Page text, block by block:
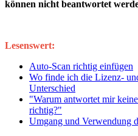
können nicht beantwortet
Lesenswert:
Auto-Scan richtig einfügen
Wo finde ich die Lizenz-
Unterschied
"Warum antwortet mir
richtig?"
Umgang und Verwendung